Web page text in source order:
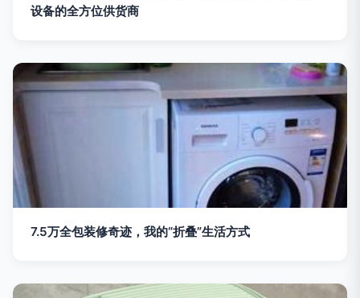
设备的全方位供货商
7.5万全包装修奇迹，我的“折叠”生活方式